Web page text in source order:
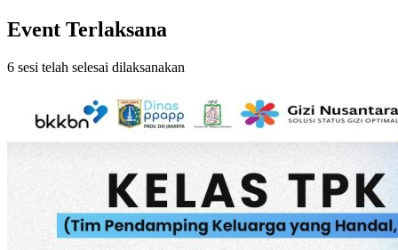
Event Terlaksana
6 sesi telah selesai dilaksanakan